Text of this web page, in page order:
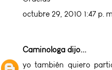
octubre 29, 2010 1:47 p.
Caminologa dijo...
yo también quiero